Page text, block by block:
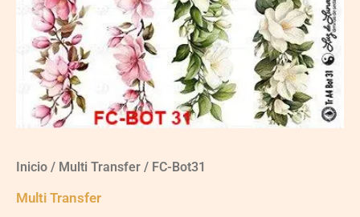
Inicio / Multi Transfer / FC-Bot31
Multi Transfer